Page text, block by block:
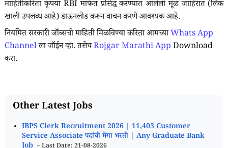
माहितीकरिता कृपया RBI मार्फत प्रसिद्ध करण्यात आलेली मूळ जाहिरात (लिंक
खाली उपलब्ध आहे) डाऊनलोड करून वाचन करणे आवश्यक आहे.
नियमित सरकारी जॉब्सची माहिती मिळविण्या करिता आमच्याWhats App
Channelला जॉईन व्हा. तसेचRojgar Marathi AppDownload
करा.
Other Latest Jobs
IBPS Clerk Recruitment 2026 | 11,403 Customer
Service Associate पदांची मेगा भरती | Any Graduate Bank